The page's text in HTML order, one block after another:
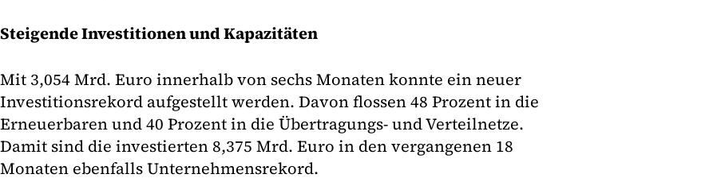
Steigende Investitionen und Kapazitäten
Mit 3,054 Mrd. Euro innerhalb von sechs Monaten konnte ein neuer
Investitionsrekord aufgestellt werden. Davon flossen 48 Prozent in die
Erneuerbaren und 40 Prozent in die Übertragungs- und Verteilnetze.
Damit sind die investierten 8,375 Mrd. Euro in den vergangenen 18
Monaten ebenfalls Unternehmensrekord.